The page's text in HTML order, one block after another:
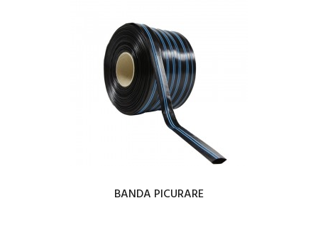
BANDA PICURARE